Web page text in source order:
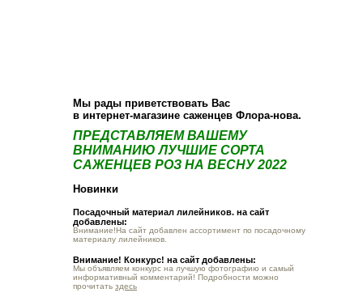
Мы рады приветствовать Вас
в интернет-магазине саженцев Флора-нова.
ПРЕДСТАВЛЯЕМ ВАШЕМУ
ВНИМАНИЮ ЛУЧШИЕ СОРТА
САЖЕНЦЕВ РОЗ НА ВЕСНУ 2022
Новинки
Посадочный материал лилейников. на сайт
добавлены:
Внимание!На сайт добавлен ассортимент по посадочному
материалу лилейников.
Внимание! Конкурс! на сайт добавлены:
Мы объявляем конкурс на лучшую фотографию и самый
информативный комментарий! Подробности можно
прочитать здесь